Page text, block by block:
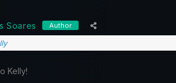
Soares Author
Kelly!